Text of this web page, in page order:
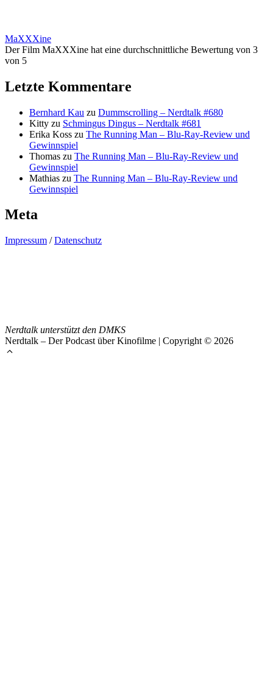
MaXXXine
Der Film MaXXXine hat eine durchschnittliche Bewertung von 3
von 5
Letzte Kommentare
Bernhard Kau zu Dummscrolling – Nerdtalk #680
Kitty zu Schmingus Dingus – Nerdtalk #681
Erika Koss zu The Running Man – Blu-Ray-Review und
Gewinnspiel
Thomas zu The Running Man – Blu-Ray-Review und
Gewinnspiel
Mathias zu The Running Man – Blu-Ray-Review und
Gewinnspiel
Meta
Impressum /Datenschutz
Nerdtalk unterstützt den DMKS
Nerdtalk – Der Podcast über Kinofilme | Copyright © 2026